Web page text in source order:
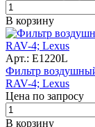
В корзину
Арт.: E1220L
Фильтр
RAV-4; Lexus
Цена по запросу
В корзину